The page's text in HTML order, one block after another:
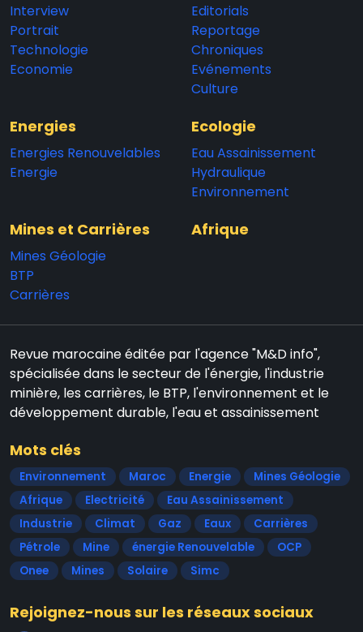
Interview
Portrait
Technologie
Economie
Editorials
Reportage
Chroniques
Evénements
Culture
Energies
Energies Renouvelables
Energie
Ecologie
Eau Assainissement
Hydraulique
Environnement
Mines et Carrières
Mines Géologie
BTP
Carrières
Afrique
Revue marocaine éditée par l'agence "M&D info",
spécialisée dans le secteur de l'énergie, l'industrie
minière, les carrières, le BTP, l'environnement et le
développement durable, l'eau et assainissement
Mots clés
Environnement Maroc Energie
Mines Géologie
Afrique
Electricité
Eau Assainissement
Industrie
Climat Gaz Eaux
Carrières
Pétrole
Mine énergie Renouvelable
OCP
Onee
Mines Solaire Simc
Rejoignez-nous sur les réseaux sociaux